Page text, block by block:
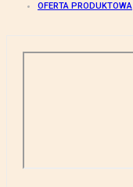
OFERTA PRODUKTOWA